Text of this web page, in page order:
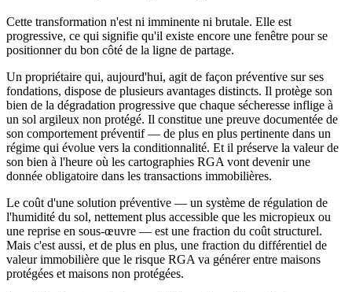
Cette transformation n'est ni imminente ni brutale. Elle est
progressive, ce qui signifie qu'il existe encore une fenêtre pour se
positionner du bon côté de la ligne de partage.
Un propriétaire qui, aujourd'hui, agit de façon préventive sur ses
fondations, dispose de plusieurs avantages distincts. Il protège son
bien de la dégradation progressive que chaque sécheresse inflige à
un sol argileux non protégé. Il constitue une preuve documentée de
son comportement préventif — de plus en plus pertinente dans un
régime qui évolue vers la conditionnalité. Et il préserve la valeur de
son bien à l'heure où les cartographies RGA vont devenir une
donnée obligatoire dans les transactions immobilières.
Le coût d'une solution préventive — un système de régulation de
l'humidité du sol, nettement plus accessible que les micropieux ou
une reprise en sous-œuvre — est une fraction du coût structurel.
Mais c'est aussi, et de plus en plus, une fraction du différentiel de
valeur immobilière que le risque RGA va générer entre maisons
protégées et maisons non protégées.